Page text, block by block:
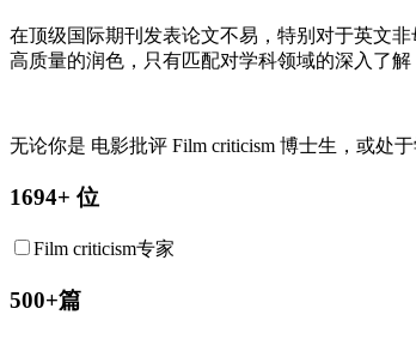
在顶级国际期刊发表论文不易，特别对于英文非
高质量的润色，只有匹配对学科领域的深入了解
无论你是 电影批评 Film criticism 博士生，或处
1694+ 位
Film criticism专家
500+篇